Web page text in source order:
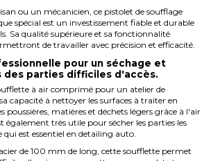
ou un mécanicien, ce pistolet de soufflage
spécial est un investissement fiable et durable
Sa qualité supérieure et sa fonctionnalité
de travailler avec précision et efficacité.
pour un séchage et
des parties difficiles d'accès.
à air comprimé pour un atelier de
capacité à nettoyer les surfaces à traiter en
poussières, matières et déchets légers grâce à l'air
très utile pour sécher les parties les
qui est essentiel en detailing auto.
de 100 mm de long, cette soufflette permet